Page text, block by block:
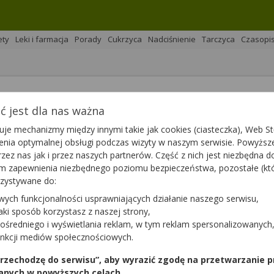
Leki i farmacja Porady Cukrzyca Nadciśnienie Tarczyca
przez parwowirusy. Ponieważ szybko rozprzestrzenia
i przedszkolach. Większość dorosłych przechodzi infekcję
ciężarnych. Jak zatem rozpoznać rumień zakaźny?
Podziel się
jest dla nas ważna
mechanizmy między innymi takie jak cookies (ciasteczka), Web
optymalnej obsługi podczas wizyty w naszym serwisie.
nas jak i przez naszych partnerów. Część z nich jest niezbędna
zapewnienia niezbędnego poziomu bezpieczeństwa, pozostałe
do:
funkcjonalności usprawniających działanie naszego serwisu,
sposób korzystasz z naszej strony,
i wyświetlania reklam, w tym reklam spersonalizowanych,
mediów społecznościowych.
do serwisu”, aby wyrazić zgodę na przetwarzanie